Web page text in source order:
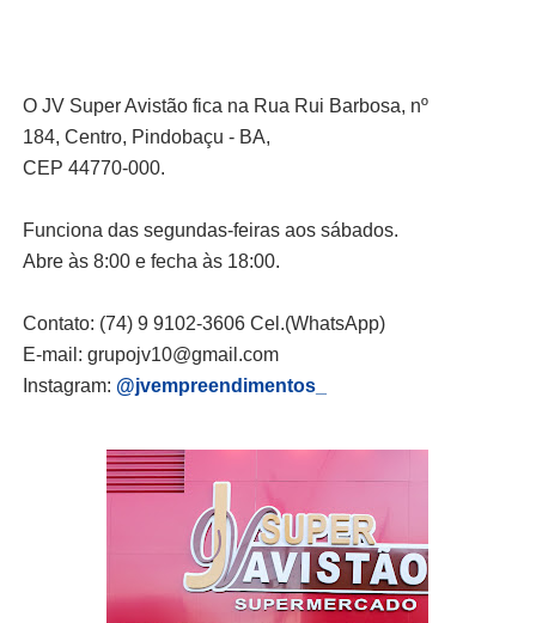
O JV Super Avistão fica na Rua Rui Barbosa, nº
184, Centro, Pindobaçu - BA,
CEP 44770-000.
Funciona das segundas-feiras aos sábados.
Abre às 8:00 e fecha às 18:00.
Contato: (74) 9 9102-3606 Cel.(WhatsApp)
E-mail: grupojv10@gmail.com
Instagram: @jvempreendimentos_